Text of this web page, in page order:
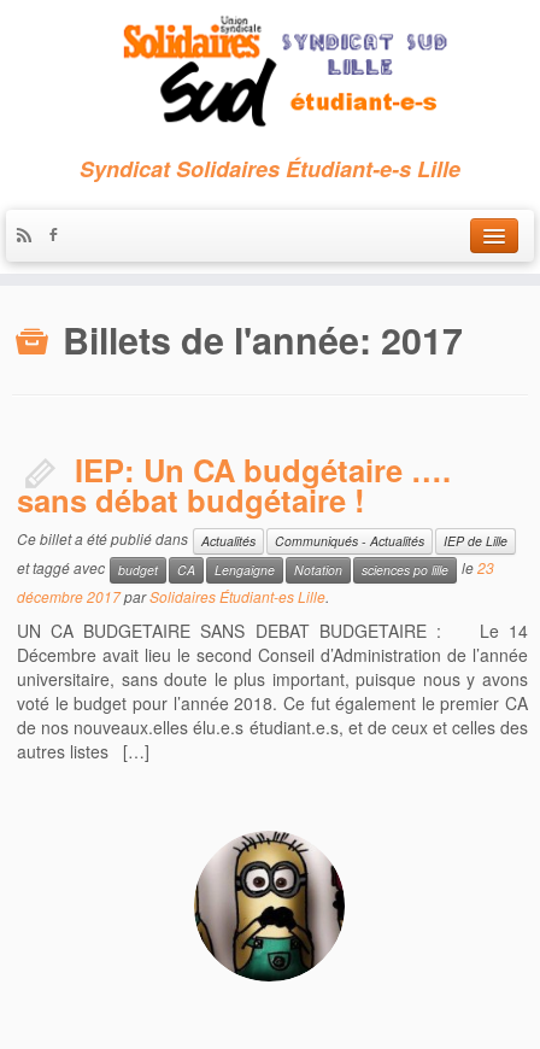
Syndicat Solidaires Étudiant-e-s Lille
Qui sommes-nous ?
Billets de l'année: 2017
IEP: Un CA budgétaire ….
sans débat budgétaire !
Ce billet a été publié dans Actualités Communiqués - Actualités IEP de Lille
et taggé avec budget CA Lengaigne Notation sciences po lille le23
décembre 2017parSolidaires Étudiant-es Lille.
UN CA BUDGETAIRE SANS DEBAT BUDGETAIRE : Le 14
Décembre avait lieu le second Conseil d’Administration de l’année
universitaire, sans doute le plus important, puisque nous y avons
voté le budget pour l’année 2018. Ce fut également le premier CA
de nos nouveaux.elles élu.e.s étudiant.e.s, et de ceux et celles des
autres listes […]